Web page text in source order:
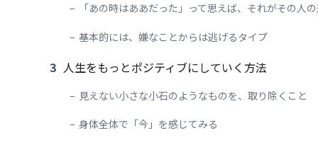
「あの時はああだった」って思えば、それがその人
基本的には、嫌なことからは逃げるタイプ
3 人生をもっとポジティブにしていく方法
見えない小さな小石のようなものを、取り除くこと
身体全体で「今」を感じてみる